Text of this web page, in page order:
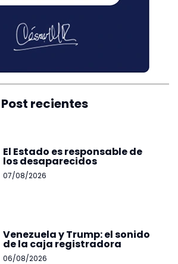
Post recientes
El Estado es responsable de
los desaparecidos
07/08/2026
Venezuela y Trump: el sonido
de la caja registradora
06/08/2026